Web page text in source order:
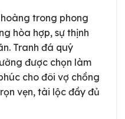
trong phong
hòa hợp, sự thịnh
Tranh đá quý
được chọn làm
cho đôi vợ chồng
vẹn, tài lộc đầy đủ